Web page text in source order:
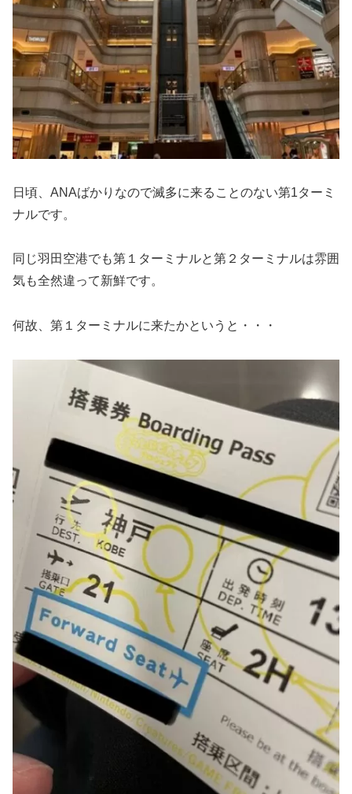
日頃、ANAばかりなので滅多に来ることのない第1ターミ
ナルです。
同じ羽田空港でも第１ターミナルと第２ターミナルは雰囲
気も全然違って新鮮です。
何故、第１ターミナルに来たかというと・・・